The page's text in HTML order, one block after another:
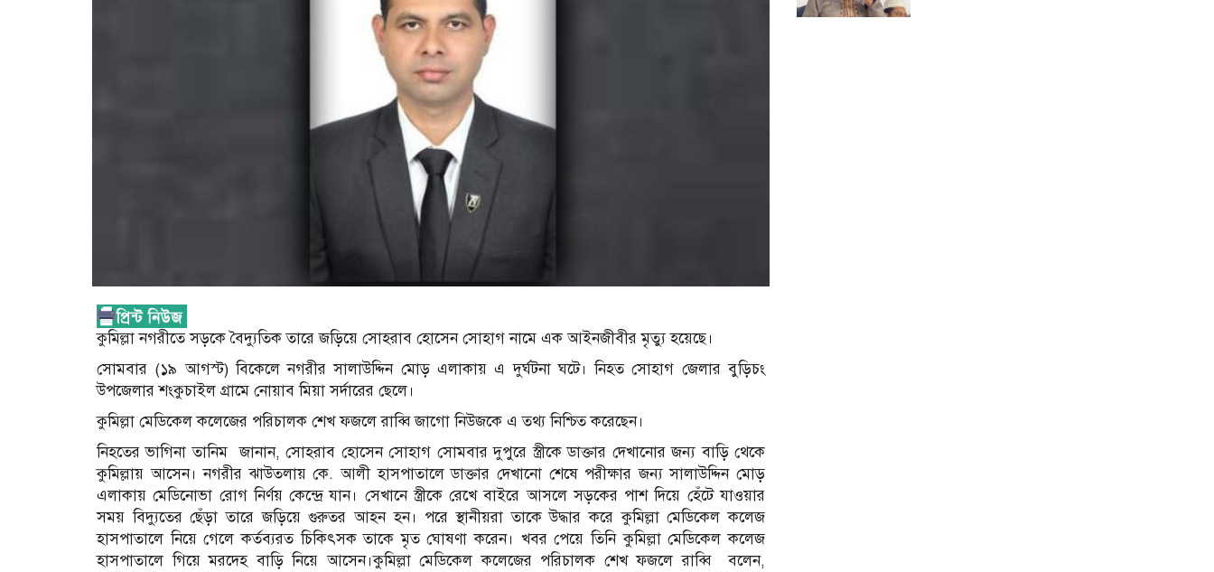
কুমিল্লা নগরীতে সড়কে বৈদ্যুতিক তারে জড়িয়ে সোহরাব হোসেন সোহাগ নামে এক আইনজীবীর মৃত্যু হয়েছে।
সোমবার (১৯ আগস্ট) বিকেলে নগরীর সালাউদ্দিন মোড় এলাকায় এ দুর্ঘটনা ঘটে। নিহত সোহাগ জেলার বুড়িচং
উপজেলার শংকুচাইল গ্রামে নোয়াব মিয়া সর্দারের ছেলে।
কুমিল্লা মেডিকেল কলেজের পরিচালক শেখ ফজলে রাব্বি জাগো নিউজকে এ তথ্য নিশ্চিত করেছেন।
নিহতের ভাগিনা তানিম জানান, সোহরাব হোসেন সোহাগ সোমবার দুপুরে স্ত্রীকে ডাক্তার দেখানোর জন্য বাড়ি থেকে
কুমিল্লায় আসেন। নগরীর ঝাউতলায় কে. আলী হাসপাতালে ডাক্তার দেখানো শেষে পরীক্ষার জন্য সালাউদ্দিন মোড়
এলাকায় মেডিনোভা রোগ নির্ণয় কেন্দ্রে যান। সেখানে স্ত্রীকে রেখে বাইরে আসলে সড়কের পাশ দিয়ে হেঁটে যাওয়ার
সময় বিদ্যুতের ছেঁড়া তারে জড়িয়ে গুরুতর আহন হন। পরে স্থানীয়রা তাকে উদ্ধার করে কুমিল্লা মেডিকেল কলেজ
হাসপাতালে নিয়ে গেলে কর্তব্যরত চিকিৎসক তাকে মৃত ঘোষণা করেন। খবর পেয়ে তিনি কুমিল্লা মেডিকেল কলেজ
হাসপাতালে গিয়ে মরদেহ বাড়ি নিয়ে আসেন।কুমিল্লা মেডিকেল কলেজের পরিচালক শেখ ফজলে রাব্বি বলেন,